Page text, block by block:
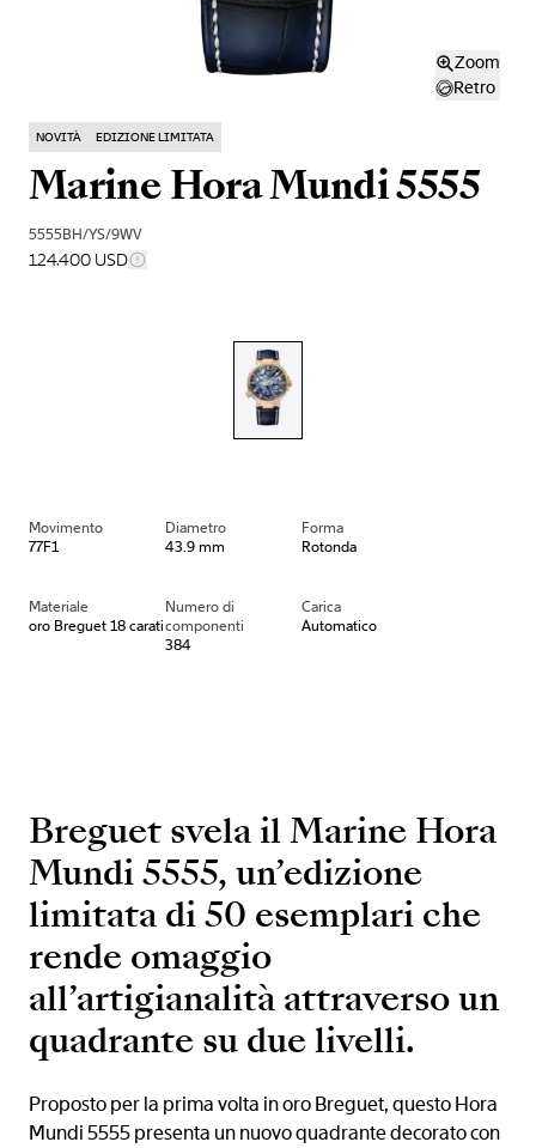
Zoom
Retro
NOVITÀ EDIZIONE LIMITATA
Marine Hora Mundi 5555
5555BH/YS/9WV
124.400 USD
Movimento
77F1
Diametro
43.9 mm
Forma
Rotonda
Materiale
oro Breguet 18 carati
Numero di
componenti
384
Carica
Automatico
Breguet svela il Marine Hora
Mundi 5555, un’edizione
limitata di 50 esemplari che
rende omaggio
all’artigianalità attraverso un
quadrante su due livelli.
Proposto per la prima volta in oro Breguet, questo Hora
Mundi 5555 presenta un nuovo quadrante decorato con